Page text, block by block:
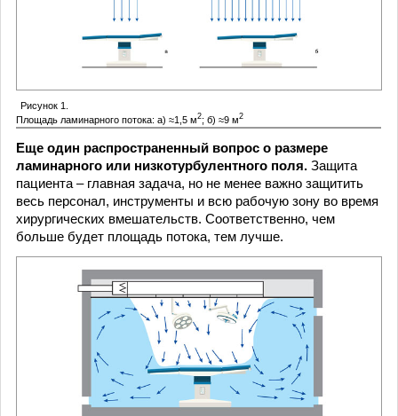
Рисунок 1.
Площадь ламинарного потока: а) ≈1,5 м2; б) ≈9 м2
Еще один распространенный вопрос о размере
ламинарного или низкотурбулентного поля. Защита
пациента – главная задача, но не менее важно защитить
весь персонал, инструменты и всю рабочую зону во время
хирургических вмешательств. Соответственно, чем
больше будет площадь потока, тем лучше.